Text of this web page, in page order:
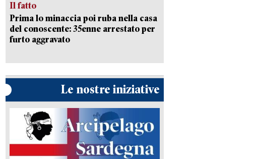
Il fatto
Prima lo minaccia poi ruba nella casa
del conoscente: 35enne arrestato per
furto aggravato
Le nostre iniziative